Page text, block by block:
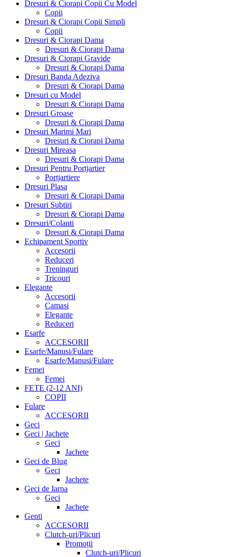
Dresuri & Ciorapi Copii Cu Model
Copii
Dresuri & Ciorapi Copii Simpli
Copii
Dresuri & Ciorapi Dama
Dresuri & Ciorapi Dama
Dresuri & Ciorapi Gravide
Dresuri & Ciorapi Dama
Dresuri Banda Adeziva
Dresuri & Ciorapi Dama
Dresuri cu Model
Dresuri & Ciorapi Dama
Dresuri Groase
Dresuri & Ciorapi Dama
Dresuri Marimi Mari
Dresuri & Ciorapi Dama
Dresuri Mireasa
Dresuri & Ciorapi Dama
Dresuri Pentru Portjartier
Portjartiere
Dresuri Plasa
Dresuri & Ciorapi Dama
Dresuri Subtiri
Dresuri & Ciorapi Dama
Dresuri/Colanti
Dresuri & Ciorapi Dama
Echipament Sportiv
Accesorii
Reduceri
Treninguri
Tricouri
Elegante
Accesorii
Camasi
Elegante
Reduceri
Esarfe
ACCESORII
Esarfe/Manusi/Fulare
Esarfe/Manusi/Fulare
Femei
Femei
FETE (2-12 ANI)
COPII
Fulare
ACCESORII
Geci
Geci | Jachete
Geci
Jachete
Geci de Blug
Geci
Jachete
Geci de Iarna
Geci
Jachete
Genti
ACCESORII
Clutch-uri/Plicuri
Promoții
Clutch-uri/Plicuri